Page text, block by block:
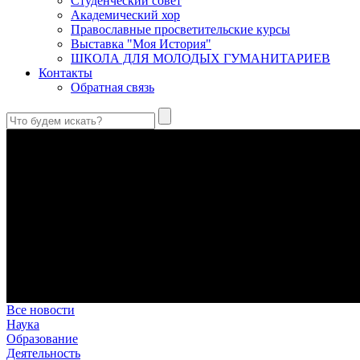
Академический хор
Православные просветительские курсы
Выставка "Моя История"
ШКОЛА ДЛЯ МОЛОДЫХ ГУМАНИТАРИЕВ
Контакты
Обратная связь
Все новости
Наука
Образование
Деятельность